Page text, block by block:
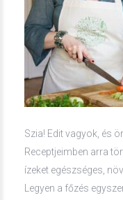
Szia! Edit vagyok, és
Receptjeimben arra
ízeket egészséges,
Legyen a főzés